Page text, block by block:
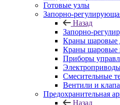
Готовые узлы
Запорно-
Назад
Запорно-
Краны шаровые
Краны шаровые
Приборы
Смесительные
Вентили и
Предохранительная
Назад